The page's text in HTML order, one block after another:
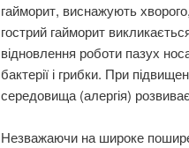
гайморит, виснажують
гострий гайморит
відновлення роботи пазух
бактерії і грибки. При
середовища (алергія)
Незважаючи на широке